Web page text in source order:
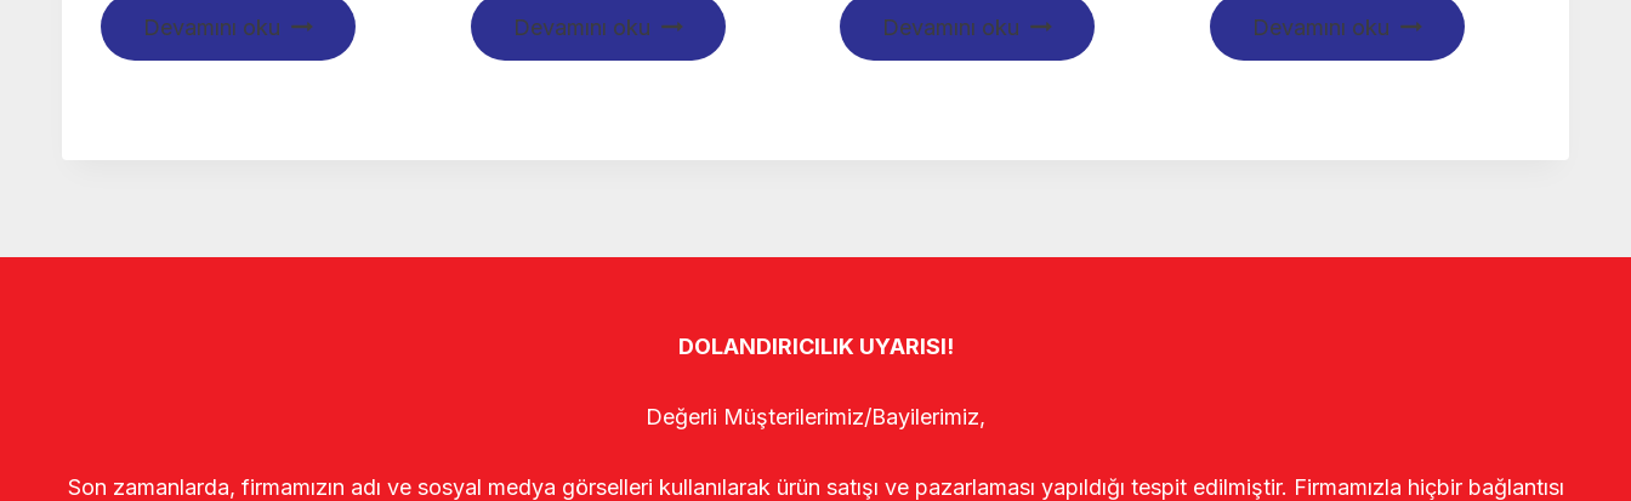
Devamını oku Devamını oku Devamını oku Devamını oku
DOLANDIRICILIK UYARISI!
Değerli Müşterilerimiz/Bayilerimiz,
Son zamanlarda, firmamızın adı ve sosyal medya görselleri kullanılarak ürün satışı ve pazarlaması yapıldığı tespit edilmiştir. Firmamızla hiçbir bağlantısı